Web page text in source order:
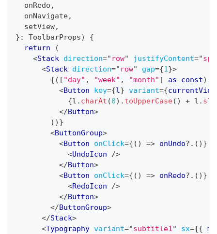
  onRedo
,
  onNavigate
,
  setView
,
} : ToolbarProps)
{
return
(
<Stack direction=" row" justifyContent="
<Stack direction=" row" gap={1}>
{ ( [ "day" , "week" , "month" ] as const) .
<Button key={l} variant={
{l . charAt (0) . toUpperCase( ) + l .
</Button>
) ) }
<ButtonGroup>
<Button onClick={ ( ) => onUndo?. ( ) }
<UndoIcon
/>
</Button>
<Button onClick={ ( ) => onRedo?. ( ) }
<RedoIcon
/>
</Button>
</ButtonGroup>
</Stack>
<Typography variant="subtitle1" sx={{ ml